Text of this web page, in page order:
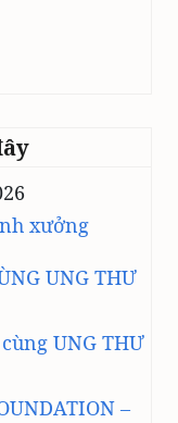
xưởng
UNG THƯ
UNG THƯ
–